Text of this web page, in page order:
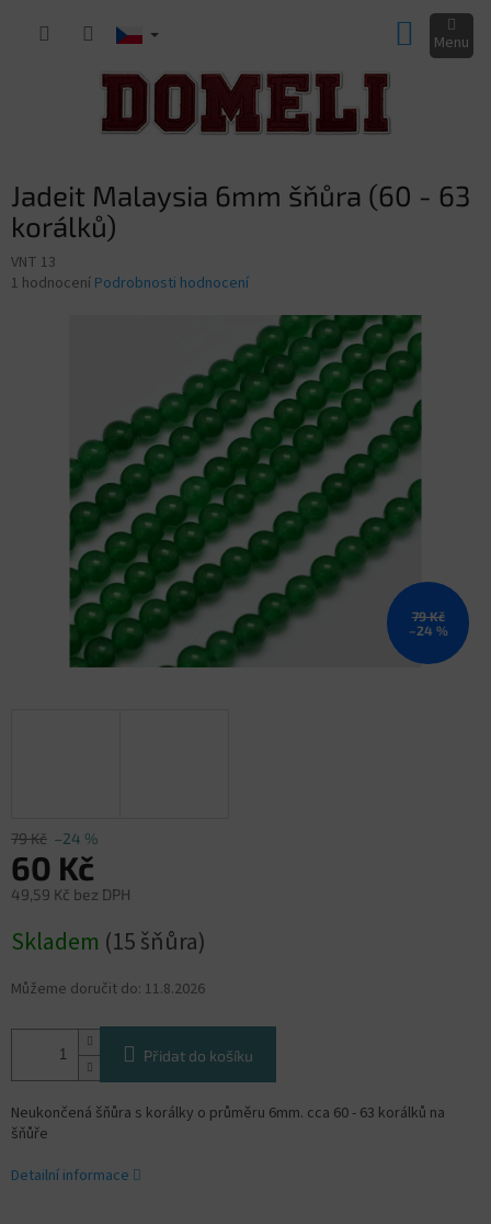
KOŠÍK
Jadeit Malaysia 6mm šňůra (60 - 63
korálků)
VNT 13
Průměrné
1 hodnocení Podrobnosti hodnocení
79 Kč
–24 %
79 Kč –24 %
60 Kč
49,59 Kč bez DPH
cena:
Skladem (15 šňůra)
Můžeme doručit do: 11.8.2026
Přidat do košíku
Neukončená šňůra s korálky o průměru 6mm. cca 60 - 63 korálků na
šňůře
Detailní informace